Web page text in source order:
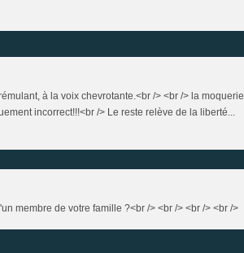
à la voix chevrotante.<br /> <br /> la moquerie
incorrect!!!<br /> Le reste relève de la liberté...
membre de votre famille ?<br /> <br /> <br /> <br />